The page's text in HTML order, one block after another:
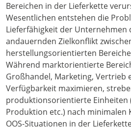
Bereichen in der Lieferkette
Wesentlichen entstehen die
Lieferfähigkeit der Unternehmen
andauernden Zielkonflikt
herstellungsorientierten
Während marktorientierte
Großhandel, Marketing, Vertrieb
Verfügbarkeit maximieren,
produktionsorientierte Einheiten
Produktion etc.) nach minimalen
OOS-Situationen in der